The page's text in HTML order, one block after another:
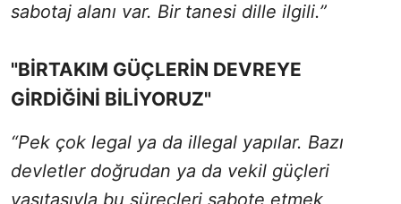
sabotaj alanı var. Bir tanesi dille ilgili.”
"BİRTAKIM GÜÇLERİN DEVREYE
GİRDİĞİNİ BİLİYORUZ"
“Pek çok legal ya da illegal yapılar. Bazı
devletler doğrudan ya da vekil güçleri